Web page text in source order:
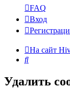
FAQ
Вход
На сайт
Поиск
Удалить